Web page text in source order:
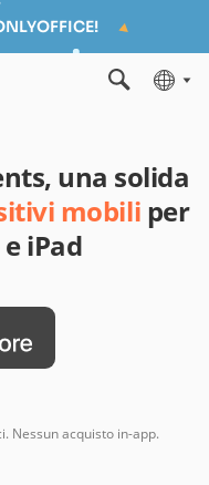
una solida
mobili per
iPad
Nessun acquisto in-app.